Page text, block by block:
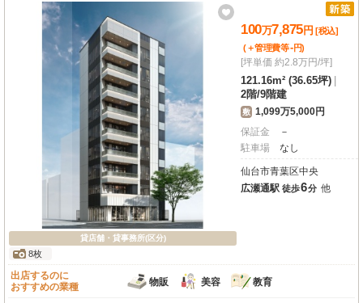
貸店舗・貸事務所(区分)
8枚
100万7,875円 [税込]
(＋管理費等-円)
[坪単価 約2.8万円/坪]
121.16m² (36.65坪)
2階/9階建
敷 1,099万5,000円
保証金
－
駐車場
なし
仙台市青葉区中央
広瀬通駅 徒歩6分 他
出店するのに
おすすめの業種
物販 美容 教育